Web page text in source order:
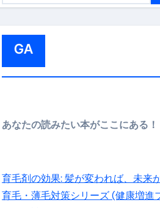
ン】
の先さらに貧しくなります。【
GA
あなたの読みたい本がここにある！
育毛剤の効果: 髪が変われば、未来
育毛・薄毛対策シリーズ (健康増進